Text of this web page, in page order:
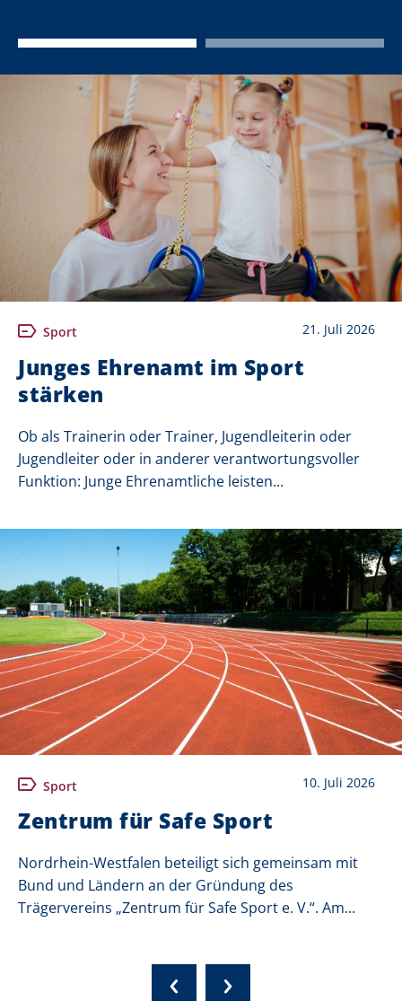
Sport 21. Juli 2026
Junges Ehrenamt im Sport
stärken
Ob als Trainerin oder Trainer, Jugendleiterin oder
Jugendleiter oder in anderer verantwortungsvoller
Funktion: Junge Ehrenamtliche leisten...
Sport 10. Juli 2026
Zentrum für Safe Sport
Nordrhein-Westfalen beteiligt sich gemeinsam mit
Bund und Ländern an der Gründung des
Trägervereins „Zentrum für Safe Sport e. V.“. Am...